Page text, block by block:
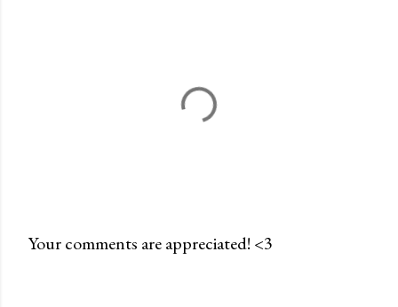
Your comments are appreciated! <3